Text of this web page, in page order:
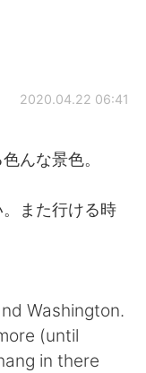
2020.04.22 06:41
んな景色。
また行ける時
Washington.
(until
in there